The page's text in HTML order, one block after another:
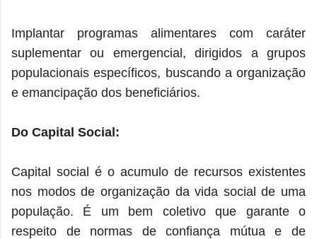
Implantar programas alimentares com caráter
suplementar ou emergencial, dirigidos a grupos
populacionais específicos, buscando a organização
e emancipação dos beneficiários.
Do Capital Social:
Capital social é o acumulo de recursos existentes
nos modos de organização da vida social de uma
população. É um bem coletivo que garante o
respeito de normas de confiança mútua e de